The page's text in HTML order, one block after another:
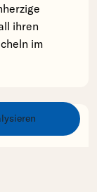
ihren
im